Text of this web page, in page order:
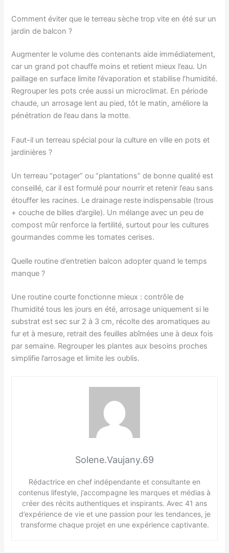
Comment éviter que le terreau sèche trop vite en été sur un
jardin de balcon ?
Augmenter le volume des contenants aide immédiatement,
car un grand pot chauffe moins et retient mieux l’eau. Un
paillage en surface limite l’évaporation et stabilise l’humidité.
Regrouper les pots crée aussi un microclimat. En période
chaude, un arrosage lent au pied, tôt le matin, améliore la
pénétration de l’eau dans la motte.
Faut-il un terreau spécial pour la culture en ville en pots et
jardinières ?
Un terreau “potager” ou “plantations” de bonne qualité est
conseillé, car il est formulé pour nourrir et retenir l’eau sans
étouffer les racines. Le drainage reste indispensable (trous
+ couche de billes d’argile). Un mélange avec un peu de
compost mûr renforce la fertilité, surtout pour les cultures
gourmandes comme les tomates cerises.
Quelle routine d’entretien balcon adopter quand le temps
manque ?
Une routine courte fonctionne mieux : contrôle de
l’humidité tous les jours en été, arrosage uniquement si le
substrat est sec sur 2 à 3 cm, récolte des aromatiques au
fur et à mesure, retrait des feuilles abîmées une à deux fois
par semaine. Regrouper les plantes aux besoins proches
simplifie l’arrosage et limite les oublis.
Solene.Vaujany.69
Rédactrice en chef indépendante et consultante en
contenus lifestyle, j’accompagne les marques et médias à
créer des récits authentiques et inspirants. Avec 41 ans
d’expérience de vie et une passion pour les tendances, je
transforme chaque projet en une expérience captivante.